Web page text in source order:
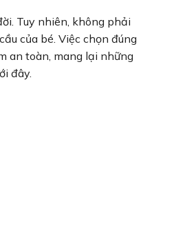
Tuy nhiên, không phải
của bé. Việc chọn đúng
an toàn, mang lại những
đây.